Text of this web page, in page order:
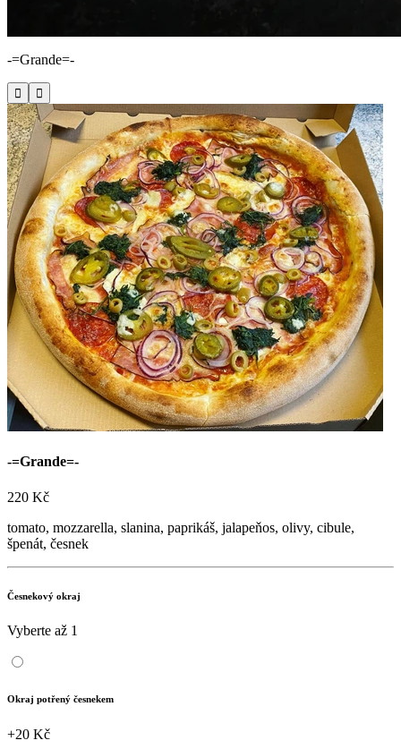
Kolínská 599/7, Nymburk
Pizza Zálabí
Máme nové stránky! Přijďte ochutnat naši skvělou
pizzu
nebo si ji nechtě dovést po Nymburce a okolí
Objednat online +420 723 776 002
Sledujte nás na sítích!

-=Grande=-
 
-=Grande=-
220 Kč
tomato, mozzarella, slanina, paprikáš, jalapeňos, olivy, cibule,
špenát, česnek
Česnekový okraj
Vyberte až 1
Okraj potřený česnekem
+20 Kč